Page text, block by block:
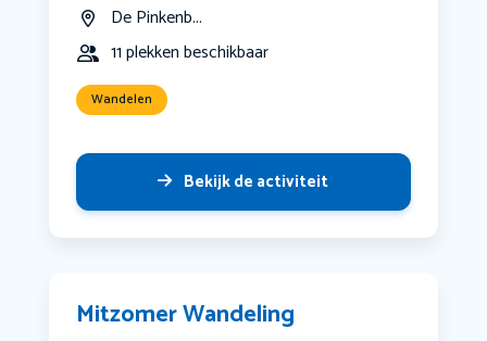
De Pinkenb...
11 plekken beschikbaar
Wandelen
Bekijk de activiteit
Mitzomer Wandeling